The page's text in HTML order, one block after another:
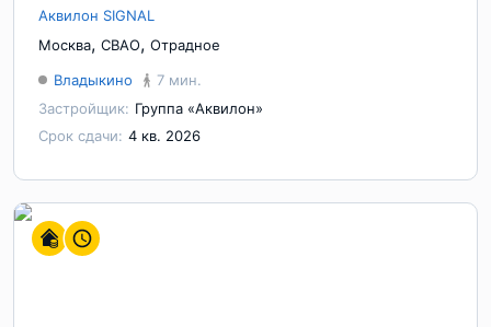
Аквилон SIGNAL
Москва, СВАО, Отрадное
Владыкино
7 мин.
Застройщик: Группа «Аквилон»
Срок сдачи: 4 кв. 2026